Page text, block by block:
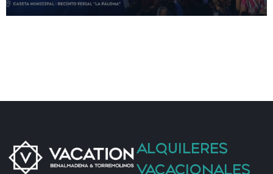
ALQUILERES
VACACIONALES